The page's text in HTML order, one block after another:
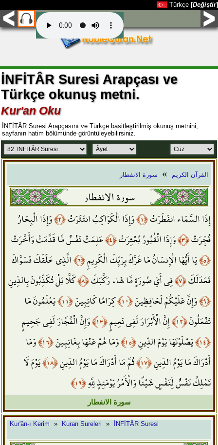
Türkçe [Değiştir]
İNFİTÂR Suresi Arapçası ve
Türkçe okunuş metni.
Kur'an Oku
İNFİTÂR Suresi Arapçasını ve Türkçe basitleştirilmiş okunuş metnini,
sayfanın hatim bölümünde görüntüleyebilirsiniz.
القرآن الكريم » سورة الانفطار
سورة الانفطار
إِذَا السَّمَاء انفَطَرَتْ﴿١﴾ وَإِذَا الْكَوَاكِبُ انتَثَرَتْ﴿٢﴾ وَإِذَا الْبِحَارُ
فُجِّرَتْ﴿٣﴾ وَإِذَا الْقُبُورُ بُعْثِرَتْ﴿٤﴾ عَلِمَتْ نَفْسٌ مَّا قَدَّمَتْ وَأَخَّرَتْ
﴿٥﴾ يَا أَيُّهَا الْإِنسَانُ مَا غَرَّكَ بِرَبِّكَ الْكَرِيمِ﴿٦﴾ الَّذِي خَلَقَكَ فَسَوَّاكَ
فَعَدَلَكَ﴿٧﴾ فِي أَيِّ صُورَةٍ مَّا شَاء رَكَّبَكَ﴿٨﴾ كَلَّا بَلْ تُكَذِّبُونَ بِالدِّينِ
﴿٩﴾ وَإِنَّ عَلَيْكُمْ لَحَافِظِينَ﴿١٠﴾ كِرَامًا كَاتِبِينَ﴿١١﴾
يَعْلَمُونَ مَا
تَفْعَلُونَ﴿١٢﴾ إِنَّ الْأَبْرَارَ لَفِي نَعِيمٍ﴿١٣﴾
وَإِنَّ الْفُجَّارَ لَفِي جَحِيمٍ
﴿١٤﴾
يَصْلَوْنَهَا يَوْمَ الدِّينِ﴿١٥﴾ وَمَا هُمْ عَنْهَا بِغَائِبِينَ﴿١٦﴾
وَمَا
أَدْرَاكَ مَا يَوْمُ الدِّينِ﴿١٧﴾ ثُمَّ مَا أَدْرَاكَ مَا يَوْمُ الدِّينِ﴿١٨﴾
يَوْمَ لَا
تَمْلِكُ نَفْسٌ لِّنَفْسٍ شَيْئًا وَالْأَمْرُ يَوْمَئِذٍ لِلَّهِ﴿١٩﴾
سورة الانفطار
Kur'ân-ı Kerim » Kuran Sureleri » İNFİTÂR Suresi